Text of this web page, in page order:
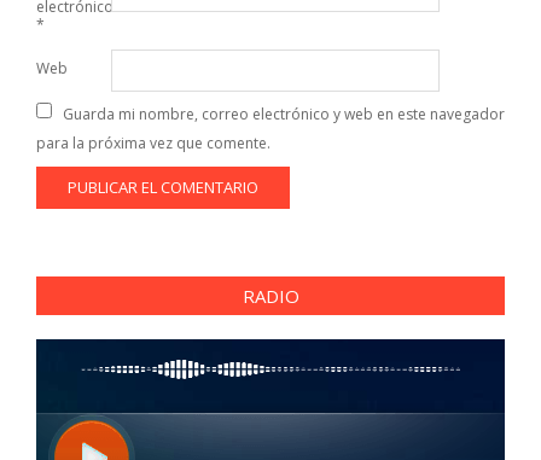
electrónico
*
Web
Guarda mi nombre, correo electrónico y web en este navegador
para la próxima vez que comente.
RADIO